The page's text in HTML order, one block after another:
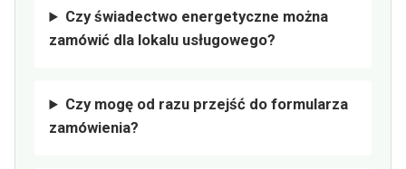
Czy świadectwo energetyczne można
zamówić dla lokalu usługowego?
Czy mogę od razu przejść do formularza
zamówienia?